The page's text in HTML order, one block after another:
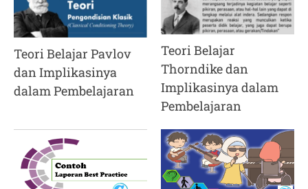
Teori Belajar Pavlov
dan Implikasinya
dalam Pembelajaran
Teori Belajar
Thorndike dan
Implikasinya dalam
Pembelajaran